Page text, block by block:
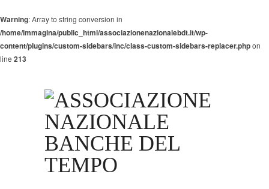
Warning: Array to string conversion in
/home/immagina/public_html/associazionenazionalebdt.it/wp-
content/plugins/custom-sidebars/inc/class-custom-sidebars-replacer.phpon
line 213